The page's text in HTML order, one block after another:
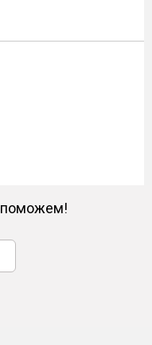
поможем!